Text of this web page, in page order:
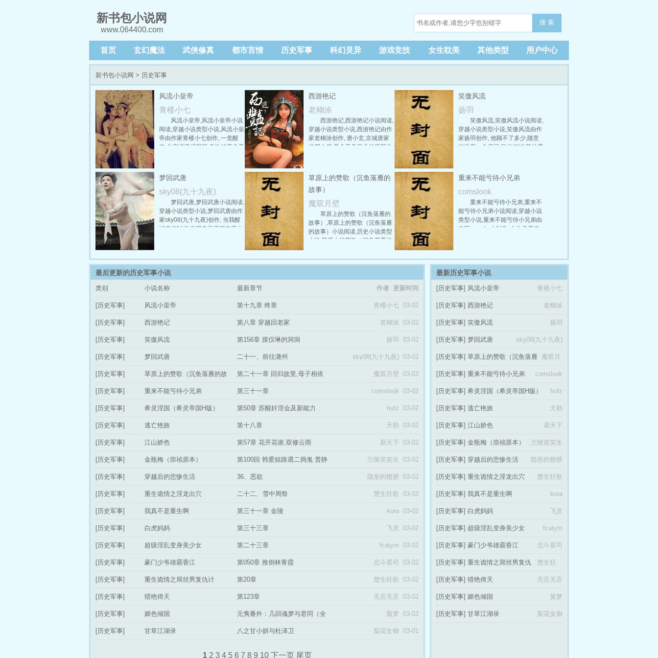
新书包小说网
www.064400.com
搜 索
首页 玄幻魔法 武侠修真 都市言情 历史军事 科幻灵异 游戏竞技 女生耽美 其他类型 用户中心
新书包小说网 > 历史军事
风流小皇帝
青楼小七
风流小皇帝,风流小皇帝小说
阅读,穿越小说类型小说,风流小皇
帝由作家青楼小七创作, 一觉醒
来,龙启揉了揉眼睛,身边的两个美
秀发。寝宫内只有数名侍女等着
服侍他早起梳洗。 他懒散地起身,
正准备脱下睡袍,只觉尿意频生,径
直走向偏殿的一间耳室,里面一样
是雕梁画栋,但却只是龙启专用的
传官房,一个体态丰盈的女子正坐
在角落里,她上半身只穿了一件月
本站提供风流小皇帝最新章节,风
流小皇帝最新更新章节,本站免费
稳定急速专业无弹窗
西游艳记
老糊涂
西游艳记,西游艳记小说阅读,
穿越小说类型小说,西游艳记由作
家老糊涂创作, 唐小玄,京城唐家
的四少爷,是个不务正业的浪荡公
了排遣无聊,利用权力叫来最当红
的京城玉女一同玩乐。 正当唐小
玄与玉女明星翻云覆雨,共赴巫山
之际,却陡然穿越了时空,来到《西
游记》的世界中化身成了唐三
藏！ 这叫浪荡的唐小玄该如何适
从？难道从此六根清净、任命地
前往西天取经吗？唐小玄才不会
提供西游艳记最新章节,西游艳记
专业无弹窗
笑傲风流
扬羽
笑傲风流,笑傲风流小说阅读,
穿越小说类型小说,笑傲风流由作
家扬羽创作, 他顾不了多少,随意
的推开一个房门,目光掠过,隐约看
没想到它只是虚虚掩着的,房门推
开之后,他才赫然发现,里面云雾缭
绕,仿佛这房间飞在半空中一样,下
面绿树青山,风景诱人。妈呀,这要
下去还不摔个死死的。可惜,他刚
才用力过猛,这会儿发现不妙,身子
却是一点都控制不住,在惯性的作
业无弹窗
梦回武唐
sky08(九十九夜)
梦回武唐,梦回武唐小说阅读,
穿越小说类型小说,梦回武唐由作
家sky08(九十九夜)创作, 当我醒
过来的时候,发现自己正躺在床上,
还色胆包天,不但把上司的美熟女
老婆给上了,还把人家的女儿抱上
床,母女同床共欢,结果被上司发现
了,拿水果刀一刀插入背後……本
唐最新更新章节,本站免费稳定急
草原上的赞歌（沉鱼落雁的
故事）
魔双月壁
草原上的赞歌（沉鱼落雁的
故事）,草原上的赞歌（沉鱼落雁
的故事）小说阅读,历史小说类型
小说,草原上的赞歌（沉鱼落雁的
王昭君母子（亲生母子设定）；
本文纯属虚构,如有雷同纯属瞎扯,
直有一个传说。相传在十六年前,
阴山山麓和大漠南北,曾发生过严
重的自然灾害。不知道是不是受
草原上常年久旱不雨,湖泊渐渐走
的飞沙中都夹着一股邪风……牧
混乱中。 直到她的出现,这一切才
起了本站提供草原上的赞歌（沉
的赞歌（沉鱼落雁的故事）最新
无弹窗
重来不能亏待小兄弟
comslook
重来不能亏待小兄弟,重来不
能亏待小兄弟小说阅读,穿越小说
类型小说,重来不能亏待小兄弟由
作家comslook创作, 人生总是在
至少不能亏待小兄弟吧。本站提
供重来不能亏待小兄弟最新章节,
重来不能亏待小兄弟最新更新章
节,本站免费稳定急速专业无弹窗
最后更新的历史军事小说
类别 小说名称 最新章节 作者 更新时间
[历史军事] 风流小皇帝 第十九章 终章 青楼小七 03-02
[历史军事] 西游艳记 第八章 穿越回老家 老糊涂 03-02
[历史军事] 笑傲风流 第156章 摸仪琳的洞洞 扬羽 03-02
[历史军事] 梦回武唐 二十一、前往潞州 sky08(九十九夜) 03-02
[历史军事]
草原上的赞歌（沉鱼落雁的故
第二十一章 回归故里,母子相依 魔双月壁 03-02
[历史军事] 重来不能亏待小兄弟 第三十一章 comslook 03-02
[历史军事] 希灵淫国（希灵帝国H版） 第50章 苏醒奸淫会及新能力 hufz 03-02
[历史军事] 逃亡艳旅 第十八章 天勒 03-02
[历史军事] 江山娇色 第57章 花开花谢,双修云雨 易天下 03-02
[历史军事] 金瓶梅（崇祯原本）
第100回 韩爱姐路遇二捣鬼 普静
兰陵笑笑生 03-02
[历史军事] 穿越后的悲惨生活 36、恶欲 隐形的翅膀 03-02
[历史军事] 重生诡情之淫龙出穴 二十二、雪中周祭 楚生狂歌 03-02
[历史军事] 我真不是重生啊 第三十一章 金陵 kura 03-02
[历史军事] 白虎妈妈 第三十三章 飞灵 03-02
[历史军事] 超级淫乱变身美少女 第二十三章 fcatym 03-02
[历史军事] 豪门少爷雄霸香江 第050章 推倒林青霞 北斗星司 03-02
[历史军事] 重生诡情之屌丝男复仇计 第20章 楚生狂歌 03-02
[历史军事] 猎艳倚天 第123章 无言无言 03-02
[历史军事] 媚色倾国
元隽番外：几回魂梦与君同（全
茵梦 03-02
[历史军事] 甘草江湖录 八之甘小妍与杜泽卫 梨花女御 03-01
1 2 3 4 5 6 7 8 9 10 下一页 尾页
最新历史军事小说
[历史军事] 风流小皇帝 青楼小七
[历史军事] 西游艳记 老糊涂
[历史军事] 笑傲风流 扬羽
[历史军事] 梦回武唐 sky08(九十九夜)
[历史军事] 草原上的赞歌（沉鱼落雁
魔双月
[历史军事] 重来不能亏待小兄弟 comslook
[历史军事] 希灵淫国（希灵帝国H版） hufz
[历史军事] 逃亡艳旅 天勒
[历史军事] 江山娇色 易天下
[历史军事] 金瓶梅（崇祯原本） 兰陵笑笑生
[历史军事] 穿越后的悲惨生活 隐形的翅膀
[历史军事] 重生诡情之淫龙出穴 楚生狂歌
[历史军事] 我真不是重生啊 kura
[历史军事] 白虎妈妈 飞灵
[历史军事] 超级淫乱变身美少女 fcatym
[历史军事] 豪门少爷雄霸香江 北斗星司
[历史军事] 重生诡情之屌丝男复仇
楚生狂
[历史军事] 猎艳倚天 无言无言
[历史军事] 媚色倾国 茵梦
[历史军事] 甘草江湖录 梨花女御